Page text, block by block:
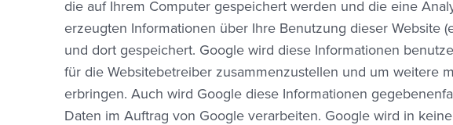
die auf Ihrem Computer gespeichert werden und die eine
erzeugten Informationen über Ihre Benutzung dieser Website
und dort gespeichert. Google wird diese Informationen
für die Websitebetreiber zusammenzustellen und um weitere
erbringen. Auch wird Google diese Informationen
Daten im Auftrag von Google verarbeiten. Google wird in